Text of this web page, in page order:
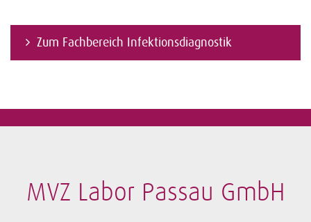
Zum Fachbereich Infektionsdiagnostik
MVZ Labor Passau GmbH